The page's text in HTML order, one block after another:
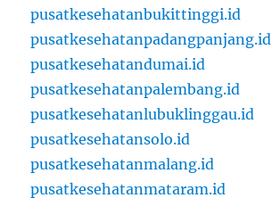
pusatkesehatanbukittinggi.id
pusatkesehatanpadangpanjang.id
pusatkesehatandumai.id
pusatkesehatanpalembang.id
pusatkesehatanlubuklinggau.id
pusatkesehatansolo.id
pusatkesehatanmalang.id
pusatkesehatanmataram.id